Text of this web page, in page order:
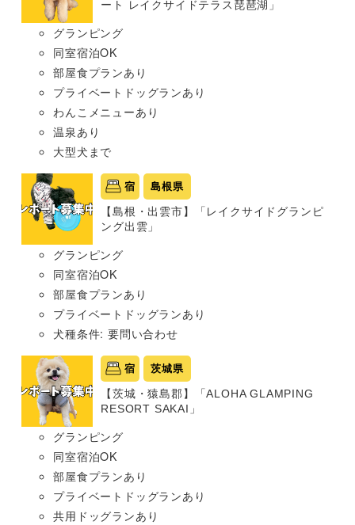
ート レイクサイドテラス琵琶湖」
グランピング
同室宿泊OK
部屋食プランあり
プライベートドッグランあり
わんこメニューあり
温泉あり
大型犬まで
宿 島根県
【島根・出雲市】「レイクサイドグランピ
ング出雲」
グランピング
同室宿泊OK
部屋食プランあり
プライベートドッグランあり
犬種条件: 要問い合わせ
宿 茨城県
【茨城・猿島郡】「ALOHA GLAMPING
RESORT SAKAI」
グランピング
同室宿泊OK
部屋食プランあり
プライベートドッグランあり
共用ドッグランあり